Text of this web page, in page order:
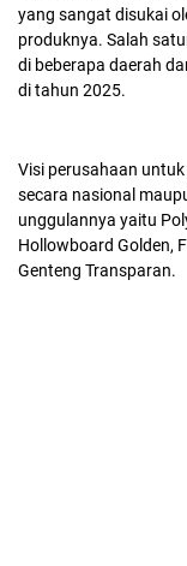
yang sangat disukai
produknya. Salah
di beberapa daerah
di tahun 2025.
Visi perusahaan
secara nasional
unggulannya yaitu
Hollowboard Golden,
Genteng Transparan.